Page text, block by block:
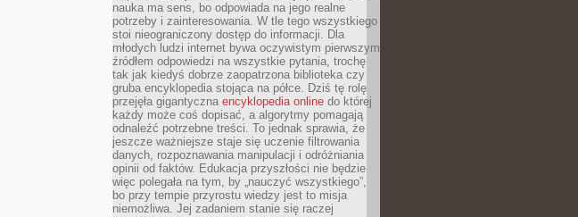
nauka ma sens, bo odpowiada na jego realne
potrzeby i zainteresowania. W tle tego wszystkiego
stoi nieograniczony dostęp do informacji. Dla
młodych ludzi internet bywa oczywistym pierwszym
źródłem odpowiedzi na wszystkie pytania, trochę
tak jak kiedyś dobrze zaopatrzona biblioteka czy
gruba encyklopedia stojąca na półce. Dziś tę rolę
przejęła gigantyczna encyklopedia online do której
każdy może coś dopisać, a algorytmy pomagają
odnaleźć potrzebne treści. To jednak sprawia, że
jeszcze ważniejsze staje się uczenie filtrowania
danych, rozpoznawania manipulacji i odróżniania
opinii od faktów. Edukacja przyszłości nie będzie
więc polegała na tym, by „nauczyć wszystkiego”,
bo przy tempie przyrostu wiedzy jest to misja
niemożliwa. Jej zadaniem stanie się raczej